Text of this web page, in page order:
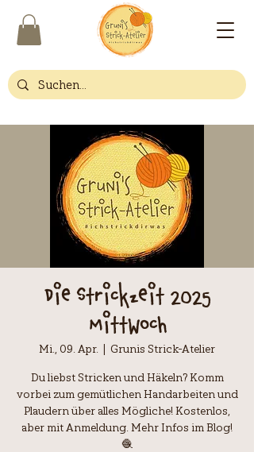
Die Strickzeit 2025
Mittwoch
Mi., 09. Apr.
  |
Grunis Strick-Atelier
Du liebst Stricken und Häkeln? Komm
vorbei zum gemütlichen Handarbeiten und
Plaudern über alles Mögliche! Kostenlos,
aber mit Anmeldung. Mehr Infos im Blog!
🧶